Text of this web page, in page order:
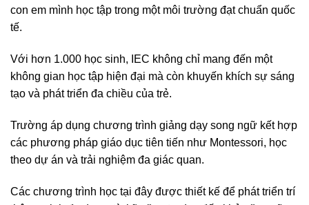
con em mình học tập trong một môi trường đạt chuẩn quốc
tế.
Với hơn 1.000 học sinh, IEC không chỉ mang đến một
không gian học tập hiện đại mà còn khuyến khích sự sáng
tạo và phát triển đa chiều của trẻ.
Trường áp dụng chương trình giảng dạy song ngữ kết hợp
các phương pháp giáo dục tiên tiến như Montessori, học
theo dự án và trải nghiệm đa giác quan.
Các chương trình học tại đây được thiết kế để phát triển trí